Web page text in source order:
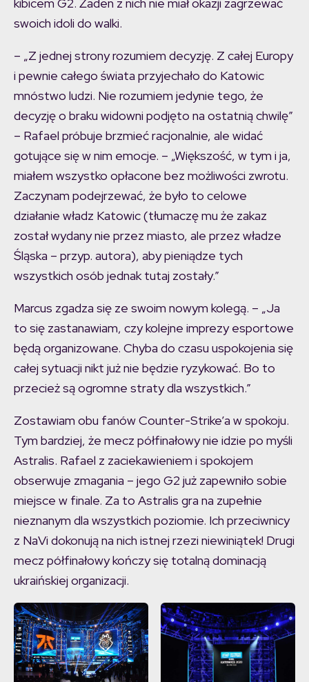
kibicem G2. Żaden z nich nie miał okazji zagrzewać
swoich idoli do walki.
– „Z jednej strony rozumiem decyzję. Z całej Europy
i pewnie całego świata przyjechało do Katowic
mnóstwo ludzi. Nie rozumiem jedynie tego, że
decyzję o braku widowni podjęto na ostatnią chwilę”
– Rafael próbuje brzmieć racjonalnie, ale widać
gotujące się w nim emocje. – „Większość, w tym i ja,
miałem wszystko opłacone bez możliwości zwrotu.
Zaczynam podejrzewać, że było to celowe
działanie władz Katowic (tłumaczę mu że zakaz
został wydany nie przez miasto, ale przez władze
Śląska – przyp. autora), aby pieniądze tych
wszystkich osób jednak tutaj zostały.”
Marcus zgadza się ze swoim nowym kolegą. – „Ja
to się zastanawiam, czy kolejne imprezy esportowe
będą organizowane. Chyba do czasu uspokojenia się
całej sytuacji nikt już nie będzie ryzykować. Bo to
przecież są ogromne straty dla wszystkich.”
Zostawiam obu fanów Counter-Strike’a w spokoju.
Tym bardziej, że mecz półfinałowy nie idzie po myśli
Astralis. Rafael z zaciekawieniem i spokojem
obserwuje zmagania – jego G2 już zapewniło sobie
miejsce w finale. Za to Astralis gra na zupełnie
nieznanym dla wszystkich poziomie. Ich przeciwnicy
z NaVi dokonują na nich istnej rzezi niewiniątek! Drugi
mecz półfinałowy kończy się totalną dominacją
ukraińskiej organizacji.